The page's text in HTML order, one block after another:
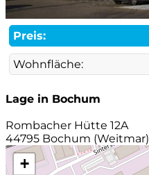
Preis:
Wohnfläche:
Lage in Bochum
Rombacher Hütte 12A
44795 Bochum (Weitmar)
+